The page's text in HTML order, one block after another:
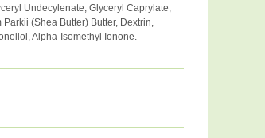
Undecylenate, Glyceryl Caprylate,
(Shea Butter) Butter, Dextrin,
Alpha-Isomethyl Ionone.